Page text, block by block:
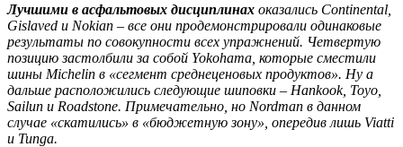
Лучшими в асфальтовых дисциплинах оказались Continental,
Gislaved и Nokian – все они продемонстрировали одинаковые
результаты по совокупности всех упражнений. Четвертую
позицию застолбили за собой Yokohama, которые сместили
шины Michelin в «сегмент среднеценовых продуктов». Ну а
дальше расположились следующие шиповки – Hankook, Toyo,
Sailun и Roadstone. Примечательно, но Nordman в данном
случае «скатились» в «бюджетную зону», опередив лишь Viatti
и Tunga.